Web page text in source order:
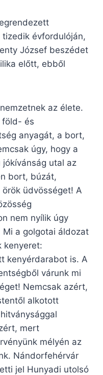
tizedik évfordulóján,
József beszédet
előtt, ebből
az élete.
föld- és
anyagát, a bort,
úgy, hogy a
utal az
bort, búzát,
üdvösséget! A
nem nyílik úgy
Mi a golgotai áldozat
kenyeret:
kenyérdarabot is. A
várunk mi
Nemcsak azért,
alkotott
mert
mélyén az
Nándorfehérvár
jel Hunyadi utolsó